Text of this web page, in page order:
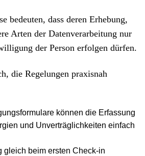
bedeuten, dass deren Erhebung,
Arten der Datenverarbeitung nur
der Person erfolgen dürfen.
die Regelungen praxisnah
können die Erfassung
und Unverträglichkeiten einfach
beim ersten Check-in